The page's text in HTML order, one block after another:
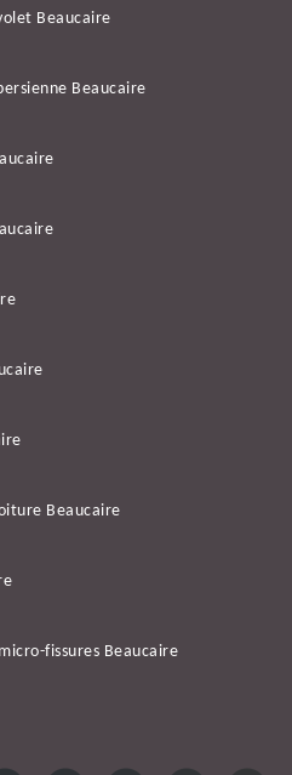
Beaucaire
Beaucaire
Beaucaire
fissures Beaucaire